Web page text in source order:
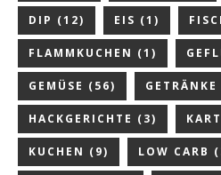
DIP (12) EIS (1)
FLAMMKUCHEN (1)
GEMÜSE (56) GETRÄNKE
HACKGERICHTE (3)
KUCHEN (9) LOW CARB